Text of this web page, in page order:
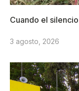
Cuando el
3 agosto, 2026